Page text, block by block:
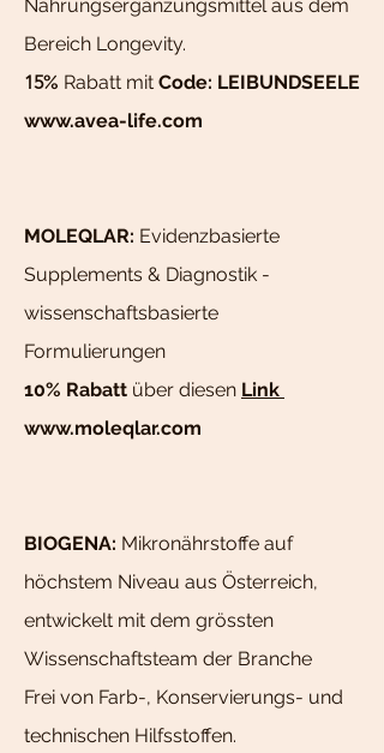
Nahrungsergänzungsmittel aus dem
Bereich Longevity.
15% Rabatt mit Code: LEIBUNDSEELE
www.avea-life.com
MOLEQLAR: Evidenzbasierte
Supplements & Diagnostik -
wissenschaftsbasierte
Formulierungen
10% Rabatt über diesen Link
www.moleqlar.com
BIOGENA: Mikronährstoffe auf
höchstem Niveau aus Österreich,
entwickelt mit dem grössten
Wissenschaftsteam der Branche
Frei von Farb-, Konservierungs- und
technischen Hilfsstoffen.